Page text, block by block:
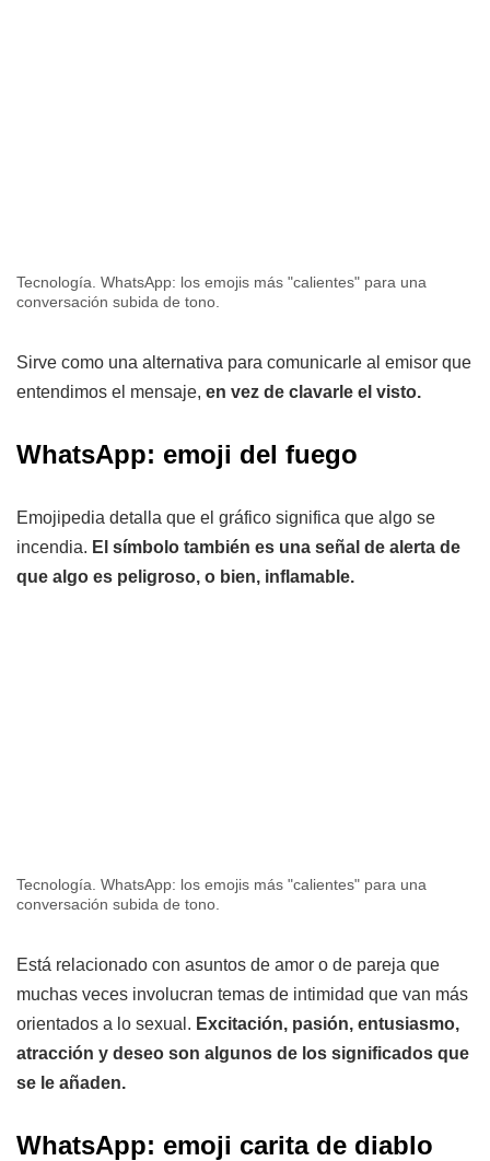
Tecnología. WhatsApp: los emojis más "calientes" para una
conversación subida de tono.
Sirve como una alternativa para comunicarle al emisor que
entendimos el mensaje, en vez de clavarle el visto.
WhatsApp: emoji del fuego
Emojipedia detalla que el gráfico significa que algo se
incendia. El símbolo también es una señal de alerta de
que algo es peligroso, o bien, inflamable.
Tecnología. WhatsApp: los emojis más "calientes" para una
conversación subida de tono.
Está relacionado con asuntos de amor o de pareja que
muchas veces involucran temas de intimidad que van más
orientados a lo sexual. Excitación, pasión, entusiasmo,
atracción y deseo son algunos de los significados que
se le añaden.
WhatsApp: emoji carita de diablo